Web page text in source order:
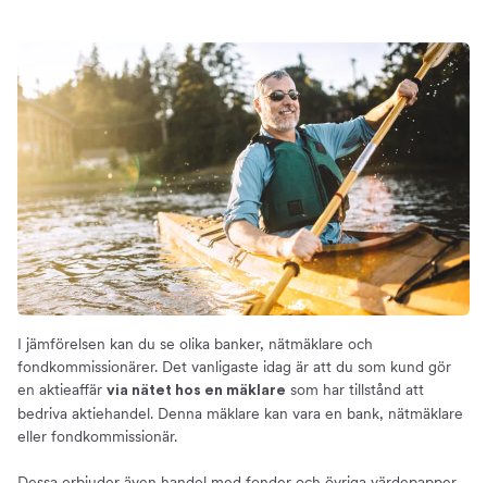
I jämförelsen kan du se olika banker, nätmäklare och
fondkommissionärer. Det vanligaste idag är att du som kund gör
en aktieaffär via nätet hos en mäklare som har tillstånd att
bedriva aktiehandel. Denna mäklare kan vara en bank, nätmäklare
eller fondkommissionär.